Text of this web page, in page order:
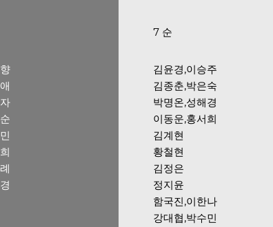
7 순
김윤경,이승주
김종춘,박은숙
박명온,성해경
이동운,홍서희
김계현
황철현
김정은
정지윤
함국진,이한나
강대협,박수민